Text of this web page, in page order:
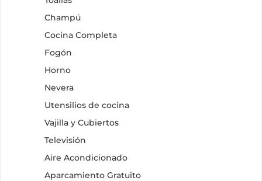
Champú
Cocina Completa
Fogón
Horno
Nevera
Utensilios de cocina
Vajilla y Cubiertos
Televisión
Aire Acondicionado
Aparcamiento Gratuito